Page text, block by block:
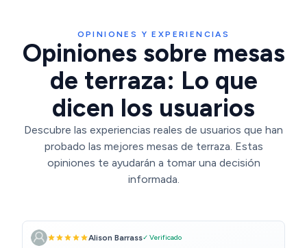
OPINIONES Y EXPERIENCIAS
Opiniones sobre mesas
de terraza: Lo que
dicen los usuarios
Descubre las experiencias reales de usuarios que han
probado las mejores mesas de terraza. Estas
opiniones te ayudarán a tomar una decisión
informada.
Alison Barrass✓ Verificado